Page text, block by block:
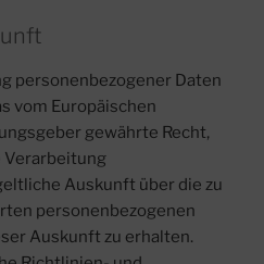
personenbezogener Daten
vom Europäischen
gewährte Recht,
Verarbeitung
Auskunft über die zu
personenbezogenen
Auskunft zu erhalten.